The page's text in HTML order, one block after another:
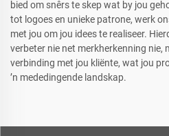
bied om snêrs te skep wat by jou
tot logoes en unieke patrone, werk
met jou om jou idees te realiseer.
verbeter nie net merkherkenning nie,
verbinding met jou kliënte, wat jou
’n mededingende landskap.